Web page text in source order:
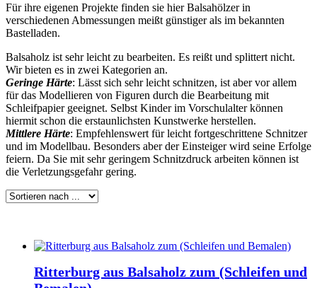
Für ihre eigenen Projekte finden sie hier Balsahölzer in
verschiedenen Abmessungen meißt günstiger als im bekannten
Bastelladen.
Balsaholz ist sehr leicht zu bearbeiten. Es reißt und splittert nicht.
Wir bieten es in zwei Kategorien an.
Geringe Härte: Lässt sich sehr leicht schnitzen, ist aber vor allem
für das Modellieren von Figuren durch die Bearbeitung mit
Schleifpapier geeignet. Selbst Kinder im Vorschulalter können
hiermit schon die erstaunlichsten Kunstwerke herstellen.
Mittlere Härte: Empfehlenswert für leicht fortgeschrittene Schnitzer
und im Modellbau. Besonders aber der Einsteiger wird seine Erfolge
feiern. Da Sie mit sehr geringem Schnitzdruck arbeiten können ist
die Verletzungsgefahr gering.
Ritterburg aus Balsaholz zum (Schleifen und